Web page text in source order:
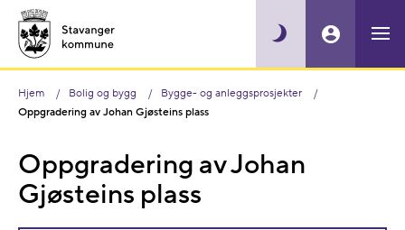
Hjem Bolig og bygg
Bygge- og anleggsprosjekter
Oppgradering av Johan Gjøsteins plass
Oppgradering av Johan
Gjøsteins plass